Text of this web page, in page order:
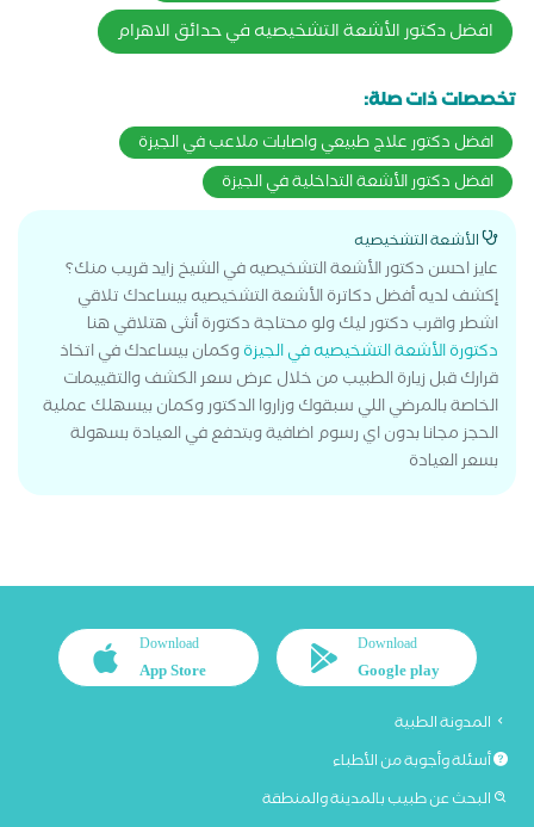
افضل دكتور الأشعة التشخيصيه في حدائق الاهرام
تخصصات ذات صلة:
افضل دكتور علاج طبيعي واصابات ملاعب في الجيزة
افضل دكتور الأشعة التداخلية في الجيزة
الأشعة التشخيصيه
عايز احسن دكتور الأشعة التشخيصيه في الشيخ زايد قريب منك؟
إكشف لديه أفضل دكاترة الأشعة التشخيصيه بيساعدك تلاقي
اشطر واقرب دكتور ليك ولو محتاجة دكتورة أنثى هتلاقي هنا
دكتورة الأشعة التشخيصيه في الجيزةوكمان بيساعدك في اتخاذ
قرارك قبل زيارة الطبيب من خلال عرض سعر الكشف والتقييمات
الخاصة بالمرضي اللي سبقوك وزاروا الدكتور وكمان بيسهلك عملية
الحجز مجانا بدون اي رسوم اضافية وبتدفع في العيادة بسهولة
بسعر العيادة
Download
Google play
Download
App Store
المدونة الطبية
أسئلة وأجوبة من الأطباء
البحث عن طبيب بالمدينة والمنطقة